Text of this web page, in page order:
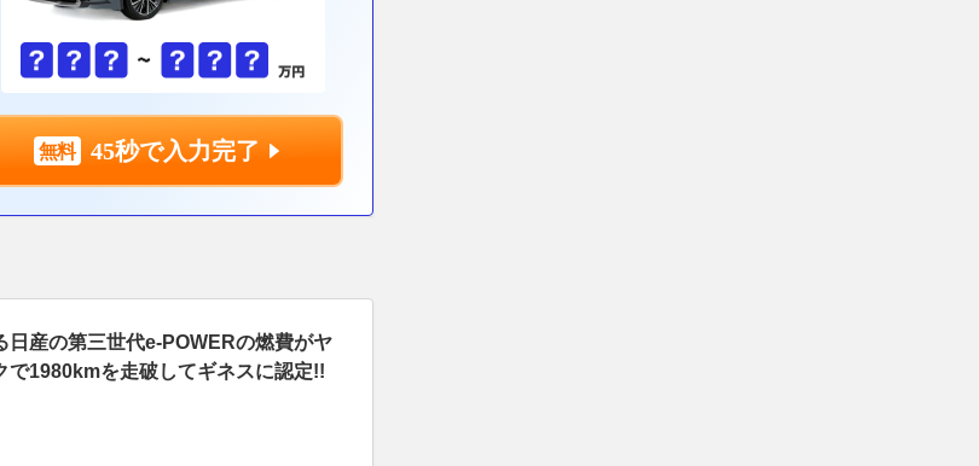
45秒で入力完了
日産の第三世代e-POWERの燃費がヤ
1980kmを走破してギネスに認定!!